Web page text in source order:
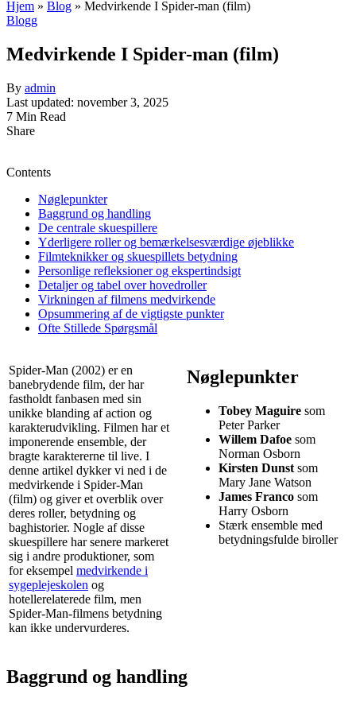
Hjem » Blog » Medvirkende I Spider-man (film)
Blogg
Medvirkende I Spider-man (film)
By admin
Last updated: november 3, 2025
7 Min Read
Share
Contents
Nøglepunkter
Baggrund og handling
De centrale skuespillere
Yderligere roller og bemærkelsesværdige øjeblikke
Filmteknikker og skuespillets betydning
Personlige refleksioner og ekspertindsigt
Detaljer og tabel over hovedroller
Virkningen af filmens medvirkende
Opsummering af de vigtigste punkter
Ofte Stillede Spørgsmål
Spider-Man (2002) er en
banebrydende film, der har
fastholdt fanbasen med sin
unikke blanding af action og
karakterudvikling. Filmen har et
imponerende ensemble, der
bragte karaktererne til live. I
denne artikel dykker vi ned i de
medvirkende i Spider-Man
(film) og giver et overblik over
deres roller, betydning og
baghistorier. Nogle af disse
skuespillere har senere markeret
sig i andre produktioner, som
for eksempel medvirkende i
sygeplejeskolen og
hotellerelaterede film, men
Spider-Man-filmens betydning
kan ikke undervurderes.
Nøglepunkter
Tobey Maguire som
Peter Parker
Willem Dafoe som
Norman Osborn
Kirsten Dunst som
Mary Jane Watson
James Franco som
Harry Osborn
Stærk ensemble med
betydningsfulde biroller
Baggrund og handling